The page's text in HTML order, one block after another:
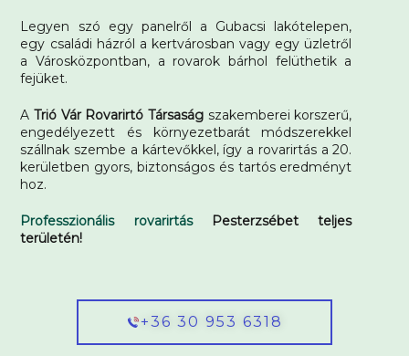
Legyen szó egy panelről a Gubacsi lakótelepen,
egy családi házról a kertvárosban vagy egy üzletről
a Városközpontban, a rovarok bárhol felüthetik a
fejüket.
ATrió Vár Rovarirtó Társaság szakemberei korszerű,
engedélyezett és környezetbarát módszerekkel
szállnak szembe a kártevőkkel, így a rovarirtás a 20.
kerületben gyors, biztonságos és tartós eredményt
hoz.
Professzionális rovarirtásPesterzsébet teljes
területén!
+36 30 953 6318